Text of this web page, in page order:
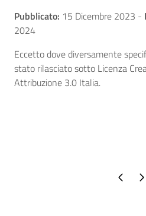
Pubblicato: 15 Dicembre 2023 -
2024
Eccetto dove diversamente
stato rilasciato sotto Licenza
Attribuzione 3.0 Italia.
Pagina precedente
Pagina